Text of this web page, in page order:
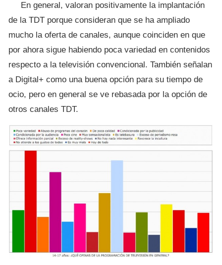
En general, valoran positivamente la implantación
de la TDT porque consideran que se ha ampliado
mucho la oferta de canales, aunque coinciden en que
por ahora sigue habiendo poca variedad en contenidos
respecto a la televisión convencional. También señalan
a Digital+ como una buena opción para su tiempo de
ocio, pero en general se ve rebasada por la opción de
otros canales TDT.